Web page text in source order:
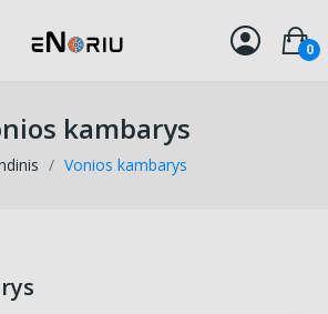
0
kambarys
Vonios kambarys